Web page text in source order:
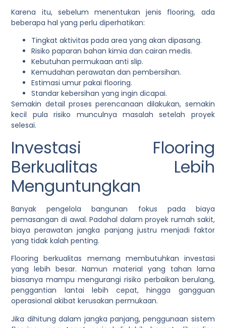
Karena itu, sebelum menentukan jenis flooring, ada
beberapa hal yang perlu diperhatikan:
Tingkat aktivitas pada area yang akan dipasang.
Risiko paparan bahan kimia dan cairan medis.
Kebutuhan permukaan anti slip.
Kemudahan perawatan dan pembersihan.
Estimasi umur pakai flooring.
Standar kebersihan yang ingin dicapai.
Semakin detail proses perencanaan dilakukan, semakin
kecil pula risiko munculnya masalah setelah proyek
selesai.
Investasi Flooring
Berkualitas Lebih
Menguntungkan
Banyak pengelola bangunan fokus pada biaya
pemasangan di awal. Padahal dalam proyek rumah sakit,
biaya perawatan jangka panjang justru menjadi faktor
yang tidak kalah penting.
Flooring berkualitas memang membutuhkan investasi
yang lebih besar. Namun material yang tahan lama
biasanya mampu mengurangi risiko perbaikan berulang,
penggantian lantai lebih cepat, hingga gangguan
operasional akibat kerusakan permukaan.
Jika dihitung dalam jangka panjang, penggunaan sistem